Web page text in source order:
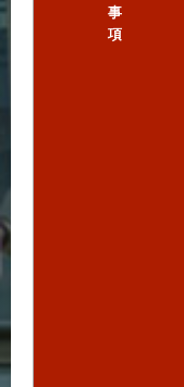
事
項